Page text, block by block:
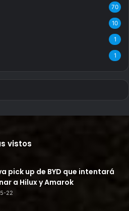
70
10
1
1
vistos
pick up de BYD que intentará
a Hilux y Amarok
22